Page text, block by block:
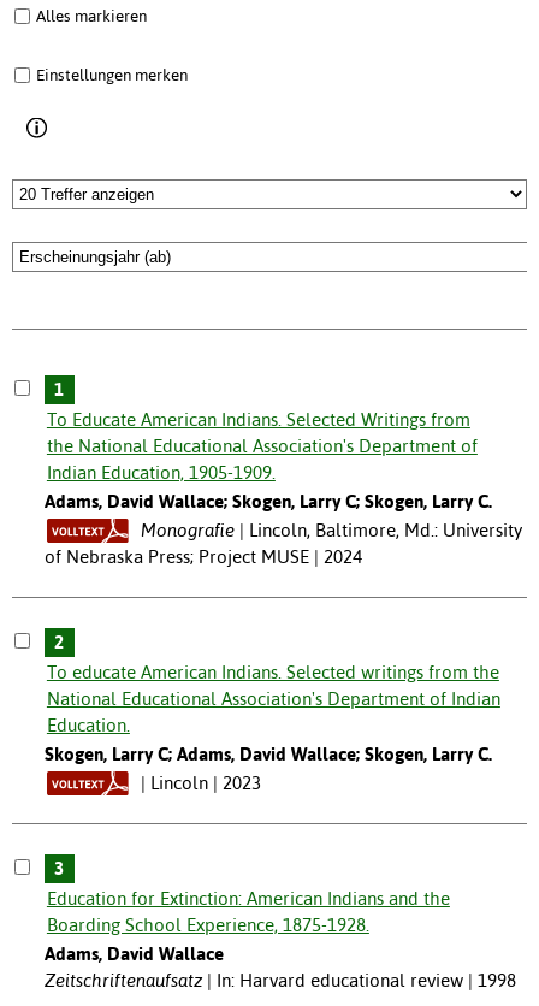
Alles markieren
Einstellungen merken
1
To Educate American Indians. Selected Writings from
the National Educational Association's Department of
Indian Education, 1905-1909.
Adams, David Wallace; Skogen, Larry C; Skogen, Larry C.
Monografie
Lincoln, Baltimore, Md.: University
of Nebraska Press; Project MUSE | 2024
2
To educate American Indians. Selected writings from the
National Educational Association's Department of Indian
Education.
Skogen, Larry C; Adams, David Wallace; Skogen, Larry C.
Lincoln | 2023
3
Education for Extinction: American Indians and the
Boarding School Experience, 1875-1928.
Adams, David Wallace
Zeitschriftenaufsatz
In: Harvard educational review | 1998